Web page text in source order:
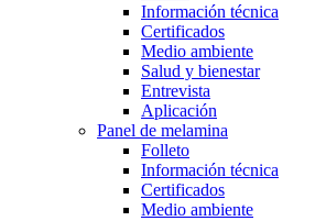
Información técnica
Certificados
Medio ambiente
Salud y bienestar
Entrevista
Aplicación
Panel de melamina
Folleto
Información técnica
Certificados
Medio ambiente